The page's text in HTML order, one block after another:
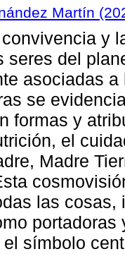
Martín
y
seres del
asociadas
se
formas y
el
Madre
las
símbolo